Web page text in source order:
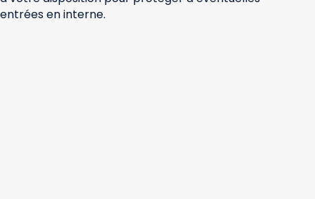
entrées en interne.